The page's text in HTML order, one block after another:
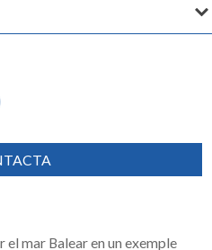
el mar Balear en un exemple